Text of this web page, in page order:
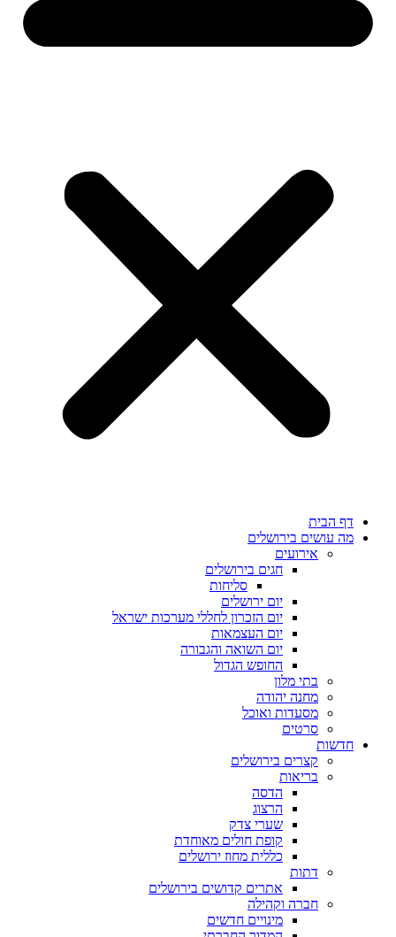
דף הבית
מה עושים בירושלים
אירועים
חגים בירושלים
סליחות
יום ירושלים
יום הזכרון לחללי מערכות ישראל
יום העצמאות
יום השואה והגבורה
החופש הגדול
בתי מלון
מחנה יהודה
מסעדות ואוכל
סרטים
חדשות
קצרים בירושלים
בריאות
הדסה
הרצוג
שערי צדק
קופת חולים מאוחדת
כללית מחוז ירושלים
דתות
אתרים קדושים בירושלים
חברה וקהילה
מינויים חדשים